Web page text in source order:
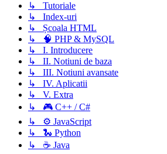
↳ Tutoriale
↳ Index-uri
↳ Școala HTML
↳ 🧠 PHP & MySQL
↳ I. Introducere
↳ II. Notiuni de baza
↳ III. Notiuni avansate
↳ IV. Aplicatii
↳ V. Extra
↳ 🎮 C++ / C#
↳ ⚙️ JavaScript
↳ 🐍 Python
↳ ☕ Java